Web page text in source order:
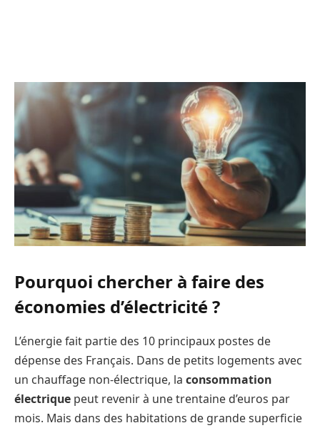
Pourquoi chercher à faire des
économies d’électricité ?
L’énergie fait partie des 10 principaux postes de
dépense des Français. Dans de petits logements avec
un chauffage non-électrique, la consommation
électrique peut revenir à une trentaine d’euros par
mois. Mais dans des habitations de grande superficie